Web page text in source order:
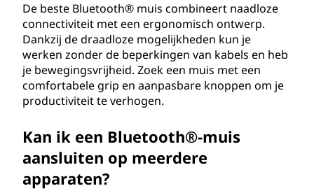
De beste Bluetooth® muis combineert naadloze
connectiviteit met een ergonomisch ontwerp.
Dankzij de draadloze mogelijkheden kun je
werken zonder de beperkingen van kabels en heb
je bewegingsvrijheid. Zoek een muis met een
comfortabele grip en aanpasbare knoppen om je
productiviteit te verhogen.
Kan ik een Bluetooth®-muis
aansluiten op meerdere
apparaten?